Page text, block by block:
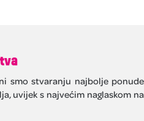
smo stvaranju najbolje ponude
uvijek s najvećim naglaskom na